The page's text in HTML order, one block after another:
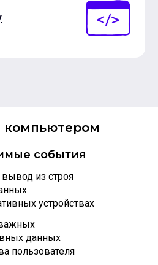
компьютером
события
из строя
устройствах
данных
пользователя